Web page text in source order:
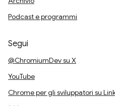
Podcast e programmi
Segui
@ChromiumDev su X
YouTube
Chrome per gli sviluppatori su